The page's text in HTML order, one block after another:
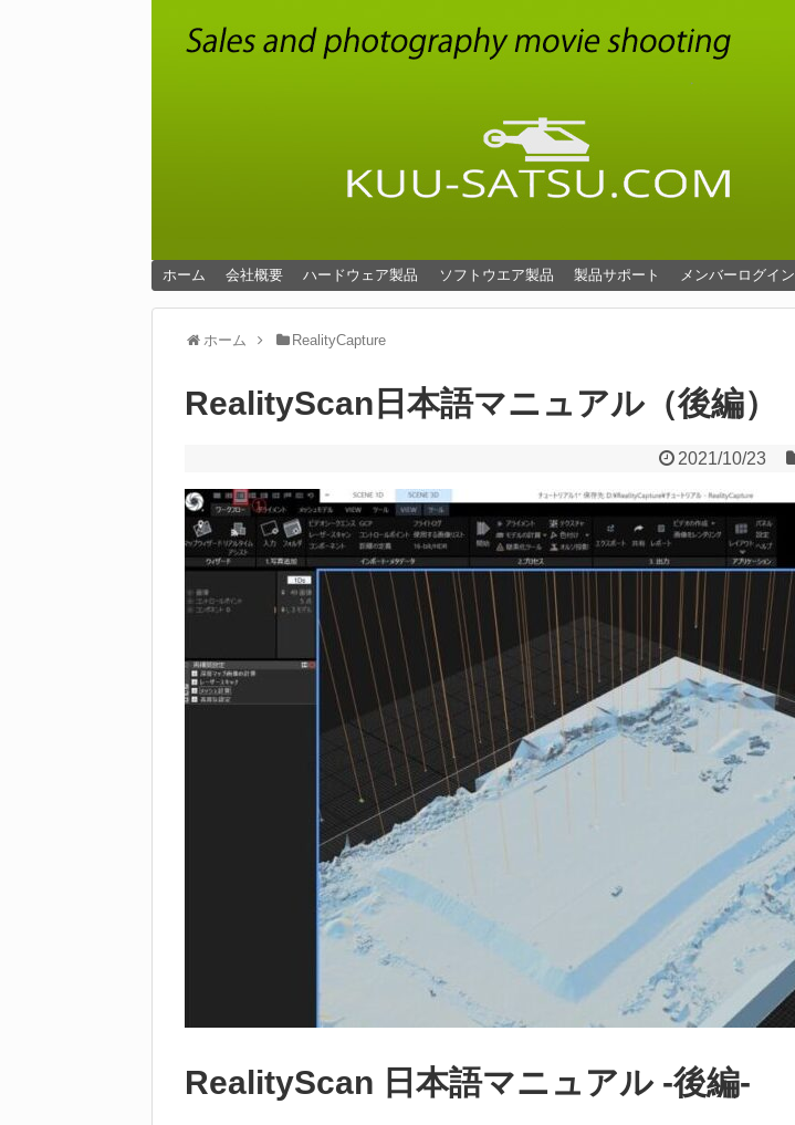
ホーム 会社概要 ハードウェア製品 ソフトウエア製品 製品サポート メンバーログイン
ホーム RealityCapture
RealityScan日本語マニュアル（後編）
2021/10/23
RealityScan 日本語マニュアル -後編-